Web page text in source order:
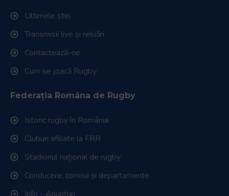
Ultimele știri
Transmisii live și reluări
Contactează-ne
Cum se joacă Rugby
Federația Româna de Rugby
Istoric rugby în România
Cluburi afiliate la FRR
Stadionul național de rugby
Conducere, comisii și departamente